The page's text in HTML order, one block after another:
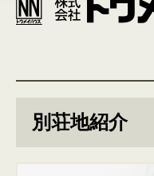
別荘地紹介